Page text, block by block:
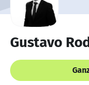
Gustavo